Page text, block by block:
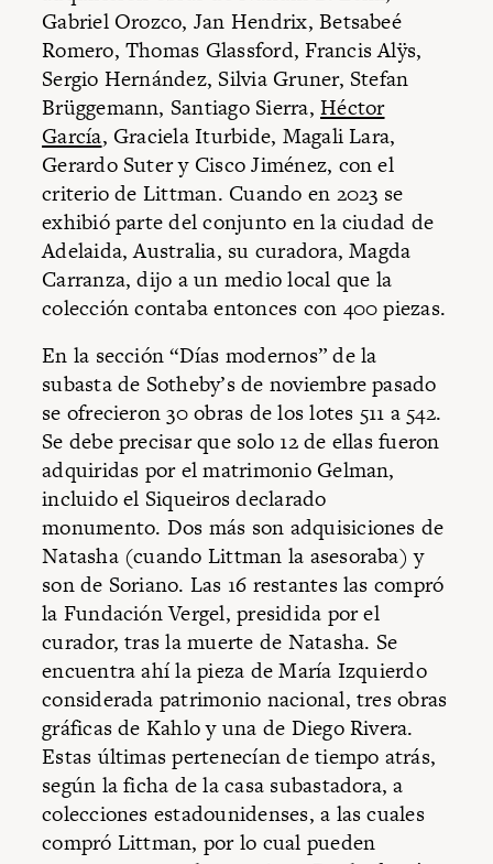
Gabriel Orozco, Jan Hendrix, Betsabeé
Romero, Thomas Glassford, Francis Alÿs,
Sergio Hernández, Silvia Gruner, Stefan
Brüggemann, Santiago Sierra,Héctor
García, Graciela Iturbide, Magali Lara,
Gerardo Suter y Cisco Jiménez, con el
criterio de Littman. Cuando en 2023 se
exhibió parte del conjunto en la ciudad de
Adelaida, Australia, su curadora, Magda
Carranza, dijo a un medio local que la
colección contaba entonces con 400 piezas.
En la sección “Días modernos” de la
subasta de Sotheby’s de noviembre pasado
se ofrecieron 30 obras de los lotes 511 a 542.
Se debe precisar que solo 12 de ellas fueron
adquiridas por el matrimonio Gelman,
incluido el Siqueiros declarado
monumento. Dos más son adquisiciones de
Natasha (cuando Littman la asesoraba) y
son de Soriano. Las 16 restantes las compró
la Fundación Vergel, presidida por el
curador, tras la muerte de Natasha. Se
encuentra ahí la pieza de María Izquierdo
considerada patrimonio nacional, tres obras
gráficas de Kahlo y una de Diego Rivera.
Estas últimas pertenecían de tiempo atrás,
según la ficha de la casa subastadora, a
colecciones estadounidenses, a las cuales
compró Littman, por lo cual pueden